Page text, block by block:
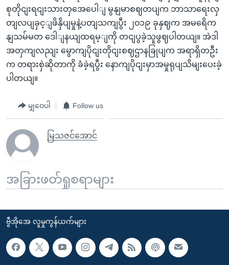
စုတိုငျးရငျးသားတှအေပေါျ မွနျမာစဈတပျက ဘာသာရေးလှ
တျလပျခှင့ျဖိနှိပျမှုနဲ့ပတျသကျပွီး ၂၀၁၉ ခုနှဈက အမရေိက
နျသမ်မတ ဒေါျနယျထရမ့ျကို တငျပွခဲ့သူဖွဈပါတယျ။ အဲဒါ
အတှကျလညျး မွောကျပိုငျးတိုငျးစဈဌာနခြုပျက အရာရှိတဦး
က တရားစှဲဆိုတာကို ခံခဲ့ရပွီး နောကျပိုငျးမှာအမှုရုပျသိမျးပေးခဲ့
ပါတယျ။
မျှဝေပါ Follow us
မြသဇင်အောင်
အခြားဖတ်ရှုစရာများ
ဗွီအိုအေ လူမှုကွန်ယက်များ